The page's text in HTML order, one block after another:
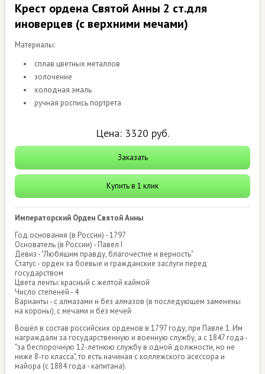
Крест ордена Святой Анны 2 ст.для
иноверцев (с верхними мечами)
Материалы:
сплав цветных металлов
золочение
холодная эмаль
ручная роспись портрета
Цена: 3320 руб.
Заказать
Купить в 1 клик
Императорский Орден Святой Анны
Год основания (в России) - 1797
Основатель (в России) - Павел I
Девиз - "Любящим правду, благочестие и верность"
Статус - орден за боевые и гражданские заслуги перед
государством
Цвета ленты: красный с желтой каймой
Число степеней - 4
Варианты - с алмазами и без алмазов (в последующем заменены
на короны), с мечами и без мечей
Вошёл в состав российских орденов в 1797 году, при Павле 1. Им
награждали за государственную и военную службу, а с 1847 года -
"за беспорочную 12-летнюю службу в одной должности, но не
ниже 8-го класса", то есть начиная с коллежского асессора и
майора (с 1884 года - капитана).